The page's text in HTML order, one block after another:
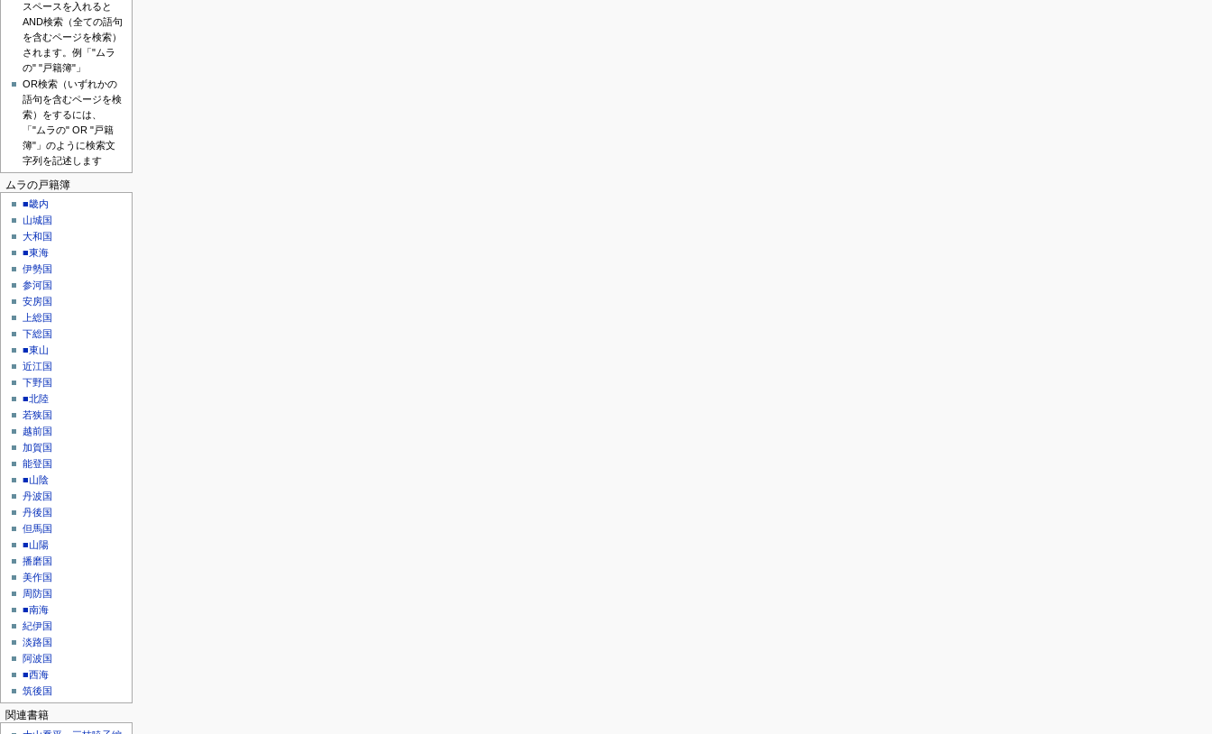
スペースを入れると
AND検索（全ての語句
を含むページを検索）
されます。例「"ムラ
の" "戸籍簿"」
OR検索（いずれかの
語句を含むページを検
索）をするには、
「"ムラの" OR "戸籍
簿"」のように検索文
字列を記述します
ムラの戸籍簿
■畿内
山城国
大和国
■東海
伊勢国
参河国
安房国
上総国
下総国
■東山
近江国
下野国
■北陸
若狭国
越前国
加賀国
能登国
■山陰
丹波国
丹後国
但馬国
■山陽
播磨国
美作国
周防国
■南海
紀伊国
淡路国
阿波国
■西海
筑後国
関連書籍